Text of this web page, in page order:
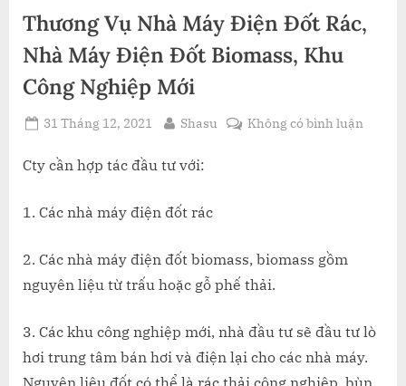
Thương Vụ Nhà Máy Điện Đốt Rác,
Nhà Máy Điện Đốt Biomass, Khu
Công Nghiệp Mới
Posted
31 Tháng 12, 2021 By
Shasu Không có bình luậnở
Điện
Đốt
Cty cần hợp tác đầu tư với:
1. Các nhà máy điện đốt rác
2. Các nhà máy điện đốt biomass, biomass gồm
nguyên liệu từ trấu hoặc gỗ phế thải.
3. Các khu công nghiệp mới, nhà đầu tư sẽ đầu tư lò
hơi trung tâm bán hơi và điện lại cho các nhà máy.